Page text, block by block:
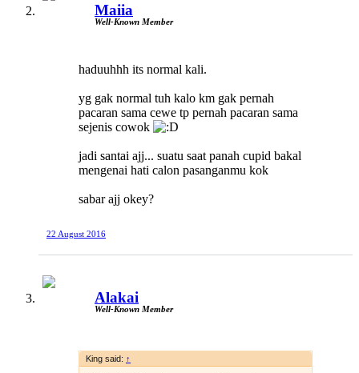
Maiia
Well-Known Member
haduuhhh its normal kali.
yg gak normal tuh kalo km gak pernah
pacaran sama cewe tp pernah pacaran sama
sejenis cowok
jadi santai ajj... suatu saat panah cupid bakal
mengenai hati calon pasanganmu kok
sabar ajj okey?
22 August 2016
Alakai
Well-Known Member
King said: ↑